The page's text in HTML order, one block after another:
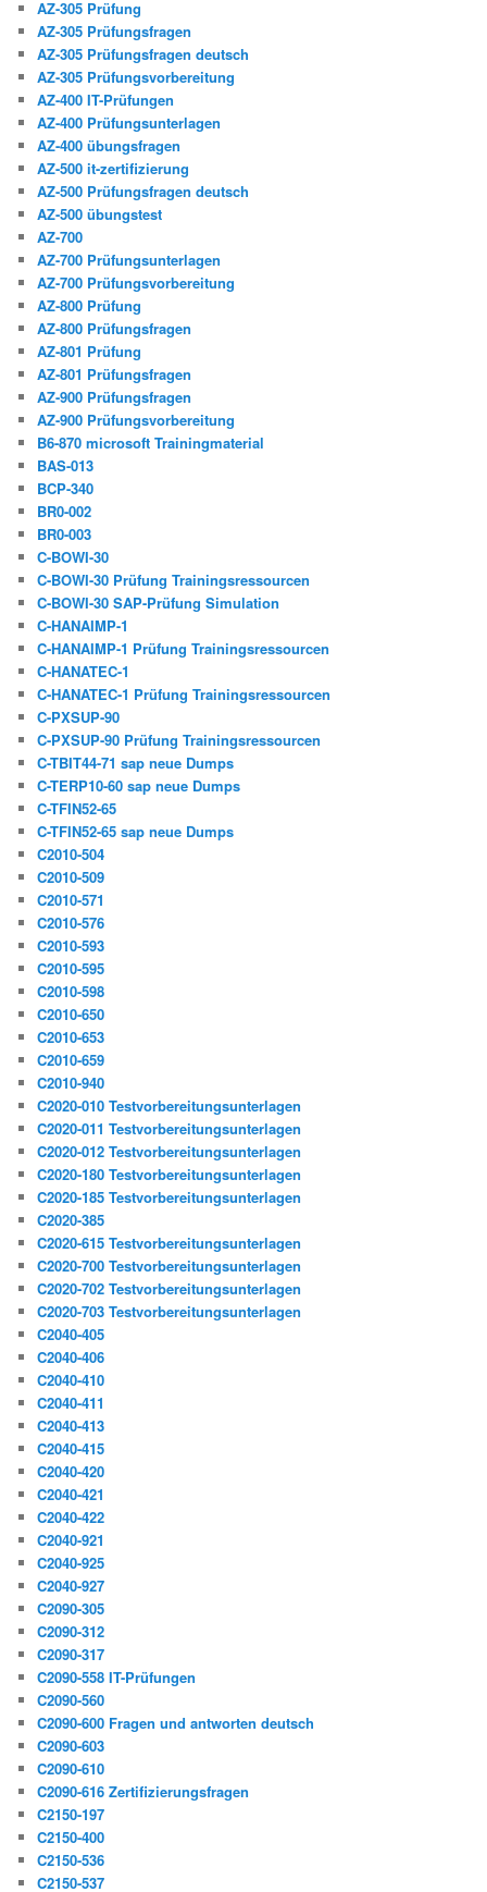
AZ-305 Prüfung
AZ-305 Prüfungsfragen
AZ-305 Prüfungsfragen deutsch
AZ-305 Prüfungsvorbereitung
AZ-400 IT-Prüfungen
AZ-400 Prüfungsunterlagen
AZ-400 übungsfragen
AZ-500 it-zertifizierung
AZ-500 Prüfungsfragen deutsch
AZ-500 übungstest
AZ-700
AZ-700 Prüfungsunterlagen
AZ-700 Prüfungsvorbereitung
AZ-800 Prüfung
AZ-800 Prüfungsfragen
AZ-801 Prüfung
AZ-801 Prüfungsfragen
AZ-900 Prüfungsfragen
AZ-900 Prüfungsvorbereitung
B6-870 microsoft Trainingmaterial
BAS-013
BCP-340
BR0-002
BR0-003
C-BOWI-30
C-BOWI-30 Prüfung Trainingsressourcen
C-BOWI-30 SAP-Prüfung Simulation
C-HANAIMP-1
C-HANAIMP-1 Prüfung Trainingsressourcen
C-HANATEC-1
C-HANATEC-1 Prüfung Trainingsressourcen
C-PXSUP-90
C-PXSUP-90 Prüfung Trainingsressourcen
C-TBIT44-71 sap neue Dumps
C-TERP10-60 sap neue Dumps
C-TFIN52-65
C-TFIN52-65 sap neue Dumps
C2010-504
C2010-509
C2010-571
C2010-576
C2010-593
C2010-595
C2010-598
C2010-650
C2010-653
C2010-659
C2010-940
C2020-010 Testvorbereitungsunterlagen
C2020-011 Testvorbereitungsunterlagen
C2020-012 Testvorbereitungsunterlagen
C2020-180 Testvorbereitungsunterlagen
C2020-185 Testvorbereitungsunterlagen
C2020-385
C2020-615 Testvorbereitungsunterlagen
C2020-700 Testvorbereitungsunterlagen
C2020-702 Testvorbereitungsunterlagen
C2020-703 Testvorbereitungsunterlagen
C2040-405
C2040-406
C2040-410
C2040-411
C2040-413
C2040-415
C2040-420
C2040-421
C2040-422
C2040-921
C2040-925
C2040-927
C2090-305
C2090-312
C2090-317
C2090-558 IT-Prüfungen
C2090-560
C2090-600 Fragen und antworten deutsch
C2090-603
C2090-610
C2090-616 Zertifizierungsfragen
C2150-197
C2150-400
C2150-536
C2150-537